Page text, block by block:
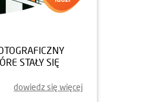
STAŁY SIĘ
dowiedz się więcej